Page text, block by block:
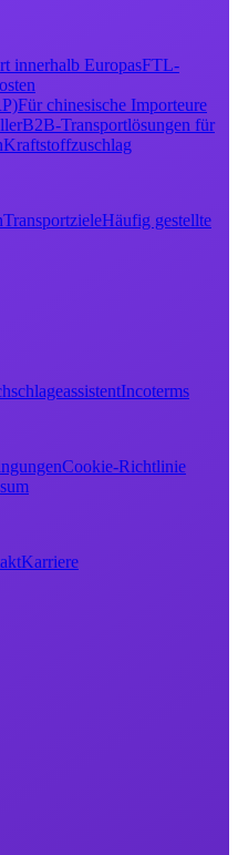
innerhalb EuropasFTL-
Für chinesische Importeure
B2B-Transportlösungen für
Kraftstoffzuschlag
TransportzieleHäufig gestellte
Incoterms
Cookie-Richtlinie
Karriere